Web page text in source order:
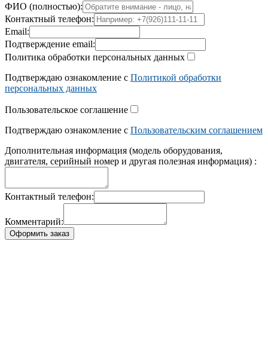
ФИО (полностью):
Контактный телефон:
Email:
Подтверждение email:
Политика обработки персональных данных
Подтверждаю ознакомление с Политикой обработки
персональных данных
Пользовательское соглашение
Подтверждаю ознакомление с Пользовательским соглашением
Дополнительная информация (модель оборудования,
двигателя, серийный номер и другая полезная информация) :
Контактный телефон:
Комментарий:
Оформить заказ